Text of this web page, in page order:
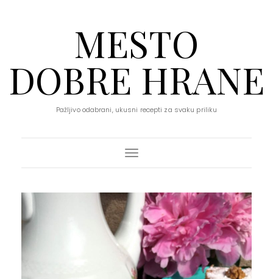
MESTO
DOBRE HRANE
Pažljivo odabrani, ukusni recepti za svaku priliku
Toggle Navigation